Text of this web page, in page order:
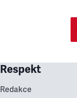
Respekt
Redakce